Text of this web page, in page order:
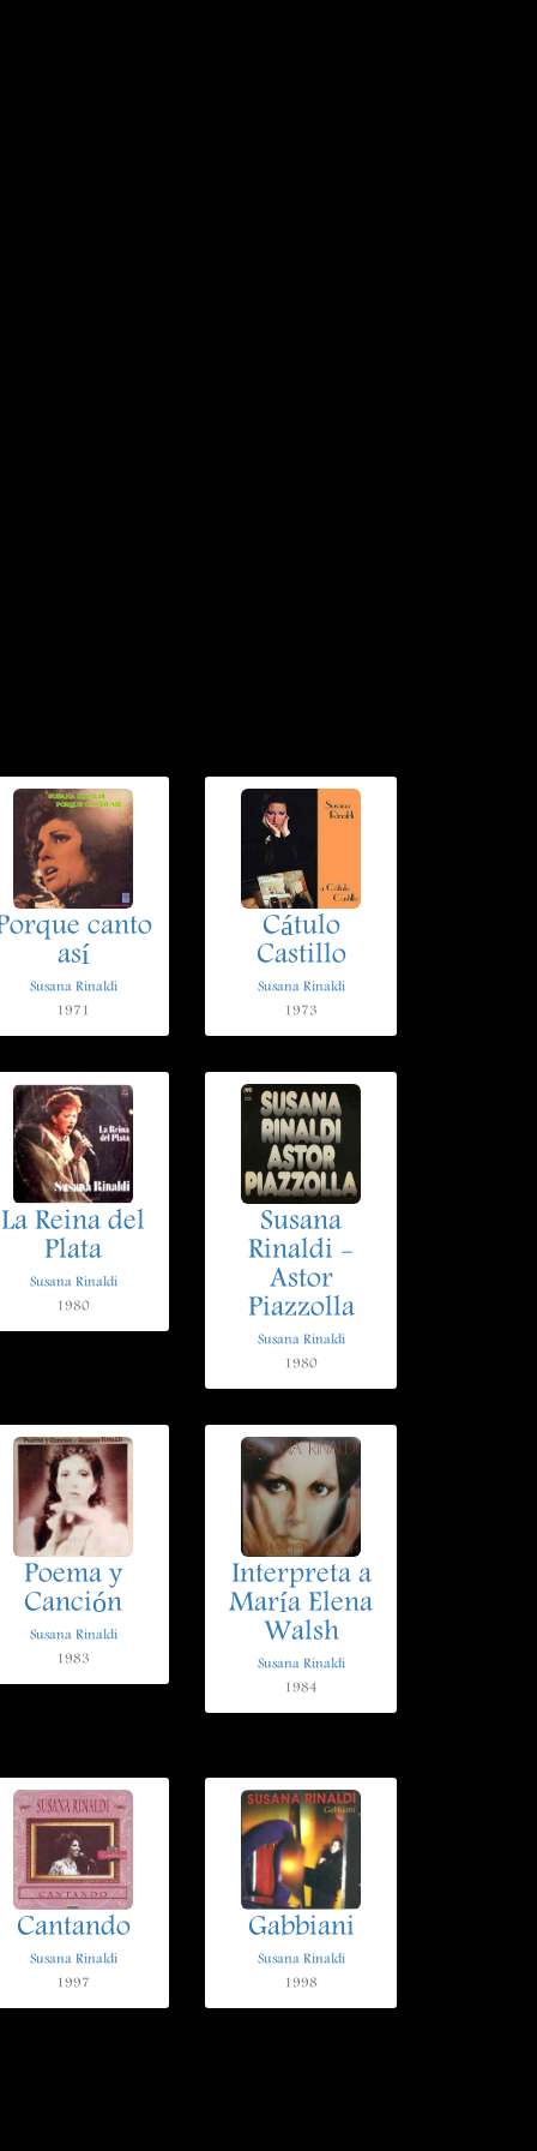
canto
así
Susana Rinaldi
1971
Cátulo
Castillo
Susana Rinaldi
1973
La Reina del
Plata
Susana Rinaldi
1980
Susana
Rinaldi -
Astor
Piazzolla
Susana Rinaldi
1980
Poema y
Canción
Susana Rinaldi
1983
Interpreta a
María Elena
Walsh
Susana Rinaldi
1984
Cantando
Susana Rinaldi
1997
Gabbiani
Susana Rinaldi
1998